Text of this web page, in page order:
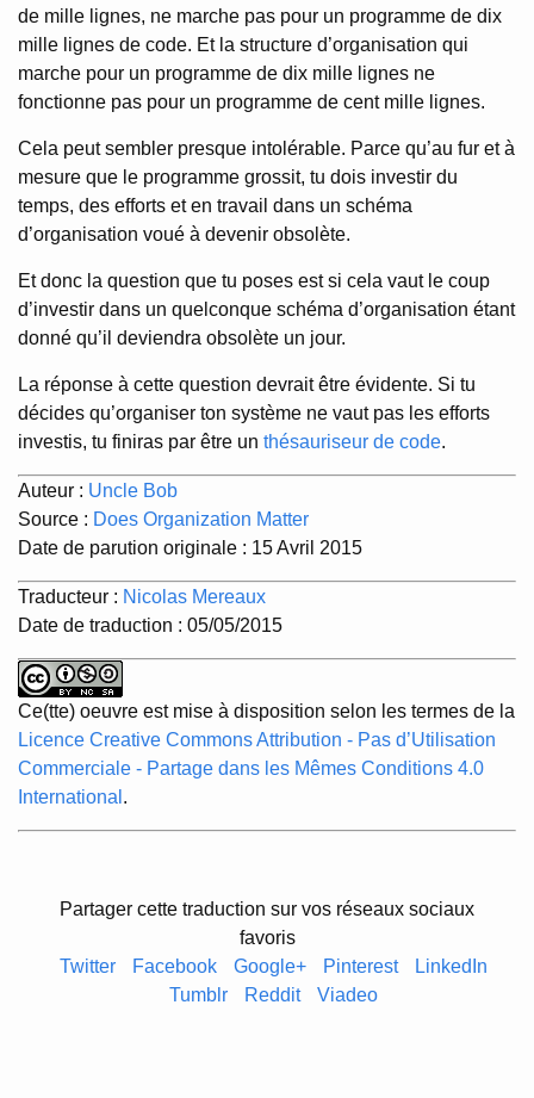
de mille lignes, ne marche pas pour un programme de dix
mille lignes de code. Et la structure d’organisation qui
marche pour un programme de dix mille lignes ne
fonctionne pas pour un programme de cent mille lignes.
Cela peut sembler presque intolérable. Parce qu’au fur et à
mesure que le programme grossit, tu dois investir du
temps, des efforts et en travail dans un schéma
d’organisation voué à devenir obsolète.
Et donc la question que tu poses est si cela vaut le coup
d’investir dans un quelconque schéma d’organisation étant
donné qu’il deviendra obsolète un jour.
La réponse à cette question devrait être évidente. Si tu
décides qu’organiser ton système ne vaut pas les efforts
investis, tu finiras par être un thésauriseur de code.
Auteur : Uncle Bob
Source : Does Organization Matter
Date de parution originale : 15 Avril 2015
Traducteur : Nicolas Mereaux
Date de traduction : 05/05/2015
Ce(tte) oeuvre est mise à disposition selon les termes de la
Licence Creative Commons Attribution - Pas d’Utilisation
Commerciale - Partage dans les Mêmes Conditions 4.0
International .
Partager cette traduction sur vos réseaux sociaux
favoris
Twitter
Facebook Google+ Pinterest
LinkedIn
Tumblr
Reddit Viadeo